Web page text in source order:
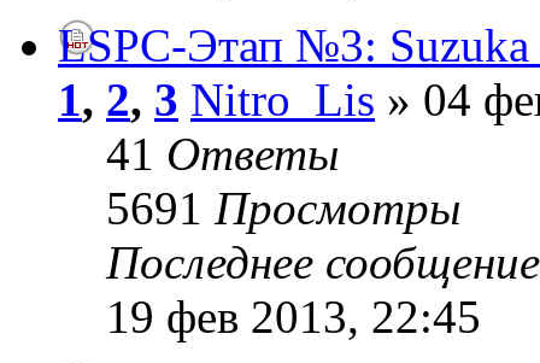
LSPC-Этап №3:
1, 2, 3 Nitro_Lis » 04
41 Ответы
5691 Просмотры
Последнее
19 фев 2013, 22:45